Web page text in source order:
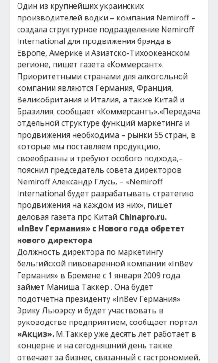
Один из крупнейших украинских
производителей водки – компания Nemiroff –
создала структурное подразделение Nemiroff
International для продвижения брэнда в
Европе, Америке и Азиатско-Тихоокеанском
регионе, пишет газета «Коммерсант».
Приоритетными странами для алкогольной
компании являются Германия, Франция,
Великобритания и Италия, а также Китай и
Бразилия, сообщает «Коммерсантъ».«Передача
отдельной структуре функций маркетинга и
продвижения необходима – рынки 55 стран, в
которые мы поставляем продукцию,
своеобразны и требуют особого подхода,–
пояснил председатель совета директоров
Nemiroff Александр Глусь, – «Nemiroff
International будет разрабатывать стратегию
продвижения на каждом из них», пишет
деловая газета про Китай Chinapro.ru.
«InBev Германия» с Нового года обретет
нового директора
Должность директора по маркетингу
бельгийской пивоваренной компании «InBev
Германия» в Бремене с 1 января 2009 года
займет Маниша Таккер . Она будет
подотчетна президенту «InBev Германия»
Эрику Льюэрсу и будет участвовать в
руководстве предприятием, сообщает портал
«Акциз». М.Таккер уже десять лет работает в
концерне и на сегодняшний день также
отвечает за бизнес, связанный с гастрономией,